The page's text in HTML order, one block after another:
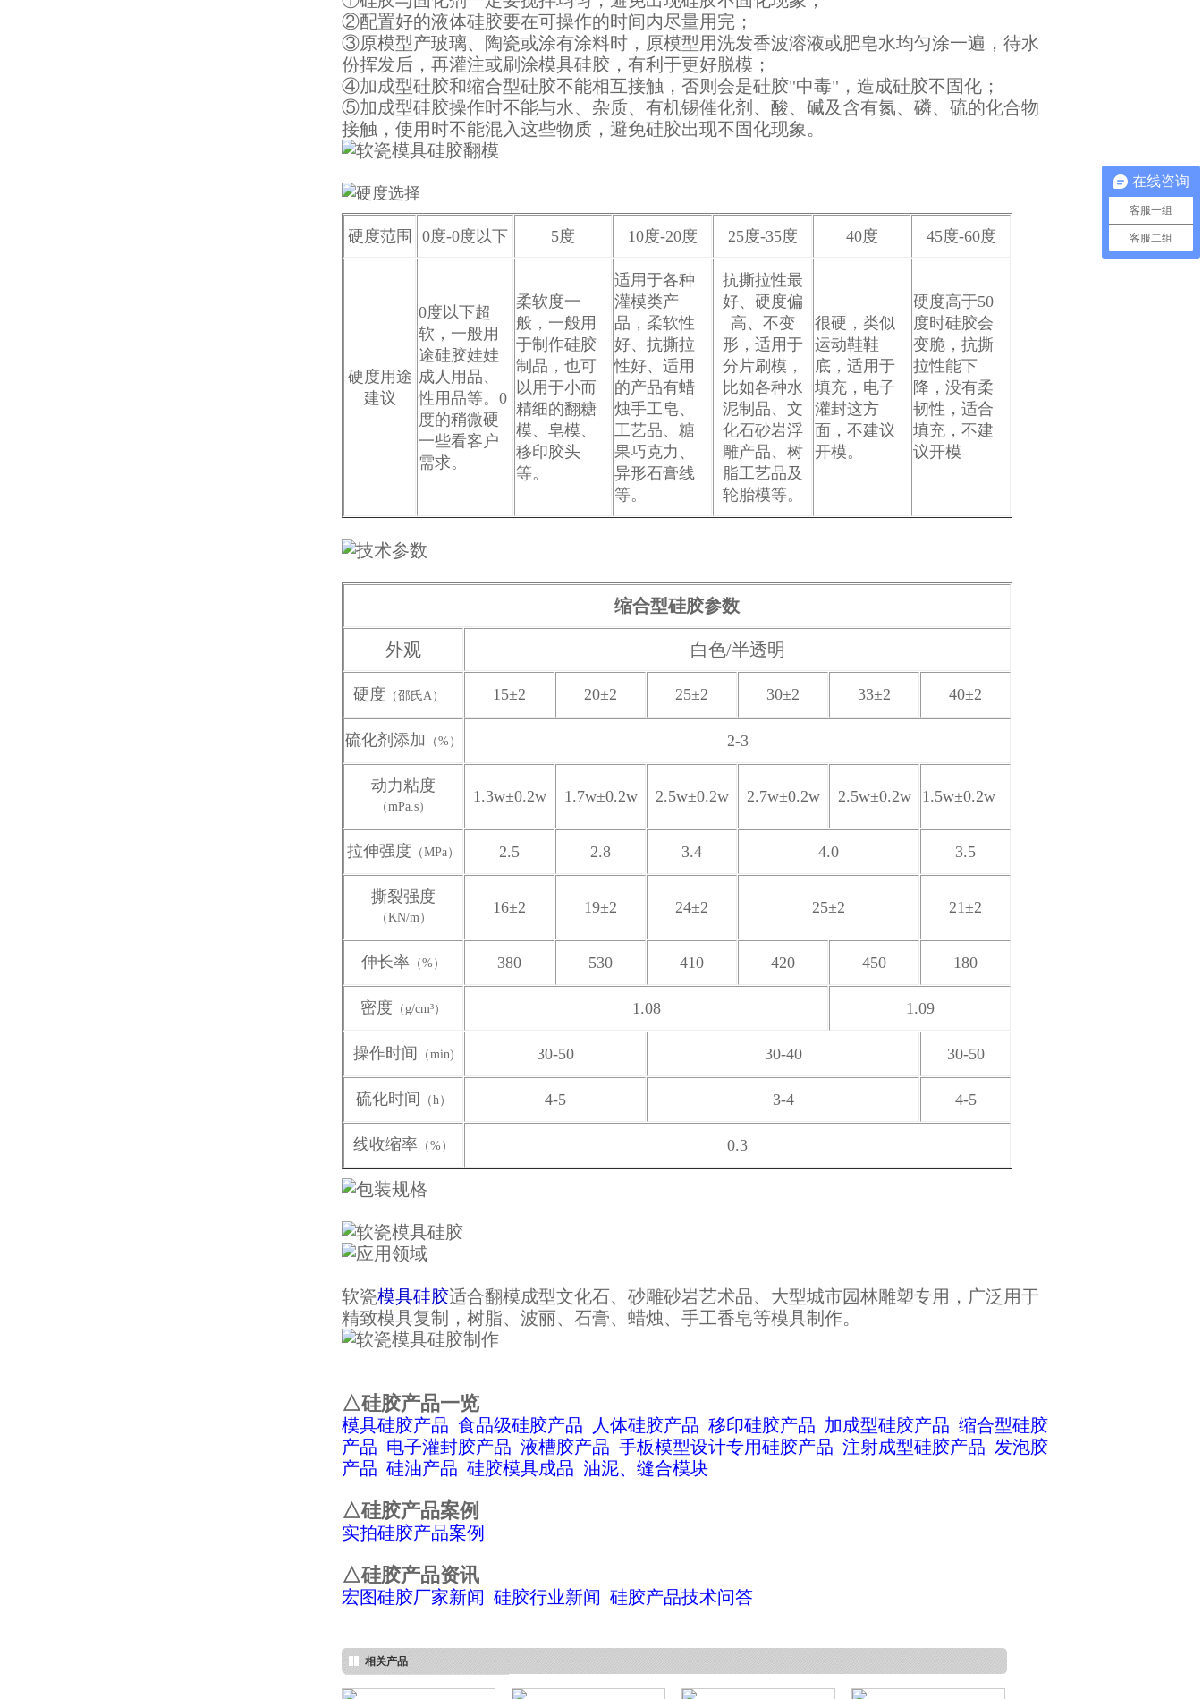
②配置好的液体硅胶要在可操作的时间内尽量用完；
③原模型产玻璃、陶瓷或涂有涂料时，原模型用洗发香波溶液或肥皂水均匀涂一遍，待水
份挥发后，再灌注或刷涂模具硅胶，有利于更好脱模；
④加成型硅胶和缩合型硅胶不能相互接触，否则会是硅胶"中毒"，造成硅胶不固化；
⑤加成型硅胶操作时不能与水、杂质、有机锡催化剂、酸、碱及含有氮、磷、硫的化合物
接触，使用时不能混入这些物质，避免硅胶出现不固化现象。
硬度范围 0度-0度以下 5度 10度-20度 25度-35度 40度 45度-60度
硬度用途
建议
0度以下超
软， 一般用
途硅胶娃娃
成人用品、
性用品等。0
度的稍微硬
一些看客户
需求。
柔软度一
般，一般用
于制作硅胶
制品，也可
以用于小而
精细的翻糖
模、皂模、
移印胶头
等。
适用于各种
灌模类产
品，柔软性
好、抗撕拉
性好、适用
的产品有蜡
烛手工皂、
工艺品、糖
果巧克力、
异形石膏线
等。
抗撕拉性最
好、硬度偏
高、不变
形，适用于
分片刷模，
比如各种水
泥制品、文
化石砂岩浮
雕产品、树
脂工艺品及
轮胎模等。
很硬，类似
运动鞋鞋
底，适用于
填充，电子
灌封这方
面，不建议
开模。
硬度高于50
度时硅胶会
变脆，抗撕
拉性能下
降，没有柔
韧性，适合
填充，不建
议开模
缩合型硅胶参数
外观 白色/半透明
硬度 （邵氏A） 15±2 20±2 25±2 30±2 33±2 40±2
硫化剂添加 （%） 2-3
动力粘度
（mPa.s）
1.3w±0.2w 1.7w±0.2w 2.5w±0.2w 2.7w±0.2w 2.5w±0.2w 1.5w±0.2w
拉伸强度 （MPa） 2.5 2.8 3.4 4.0 3.5
撕裂强度
（KN/m）
16±2 19±2 24±2 25±2 21±2
伸长率 （%） 380 530 410 420 450 180
密度 （g/cm³） 1.08 1.09
操作时间 （min) 30-50 30-40 30-50
硫化时间 （h） 4-5 3-4 4-5
线收缩率 （%） 0.3
软瓷模具硅胶适合翻模成型文化石、砂雕砂岩艺术品、大型城市园林雕塑专用，广泛用于
精致模具复制，树脂、波丽、石膏、蜡烛、手工香皂等模具制作。
△硅胶产品一览
模具硅胶产品 食品级硅胶产品 人体硅胶产品 移印硅胶产品 加成型硅胶产品 缩合型硅胶
产品 电子灌封胶产品 液槽胶产品 手板模型设计专用硅胶产品 注射成型硅胶产品 发泡胶
产品 硅油产品 硅胶模具成品 油泥、缝合模块
△硅胶产品案例
实拍硅胶产品案例
△硅胶产品资讯
宏图硅胶厂家新闻 硅胶行业新闻 硅胶产品技术问答
相关产品
在线咨询
客服一组
客服二组